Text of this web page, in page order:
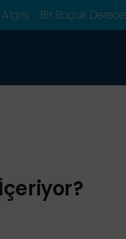
Bir Buçuk Derece